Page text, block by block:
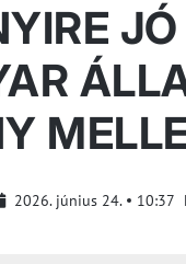
2026. június 24. 10:37